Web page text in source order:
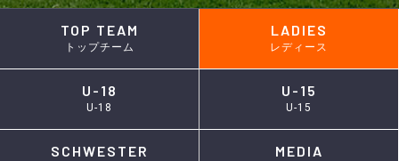
TOP TEAM
トップチーム
LADIES
レディース
U-18
U-18
U-15
U-15
SCHWESTER MEDIA